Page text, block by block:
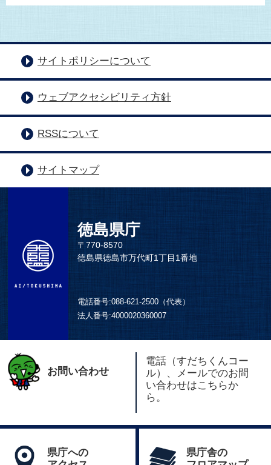
サイトポリシーについて
ウェブアクセシビリティ方針
RSSについて
サイトマップ
徳島県庁
〒770-8570
徳島県徳島市万代町1丁目1番地
電話番号:088-621-2500（代表）
法人番号:4000020360007
お問い合わせ
電話（すだちくんコー
ル）、メールでのお問
い合わせはこちらか
ら。
県庁への
県庁舎の